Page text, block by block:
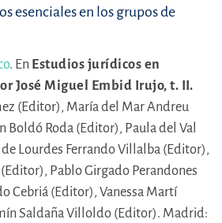
esenciales en los grupos de
. En Estudios jurídicos en
José Miguel Embid Irujo, t. II.
(Editor), María del Mar Andreu
Boldó Roda (Editor), Paula del Val
Lourdes Ferrando Villalba (Editor),
Pablo Girgado Perandones
Cebriá (Editor), Vanessa Martí
Saldaña Villoldo (Editor). Madrid: